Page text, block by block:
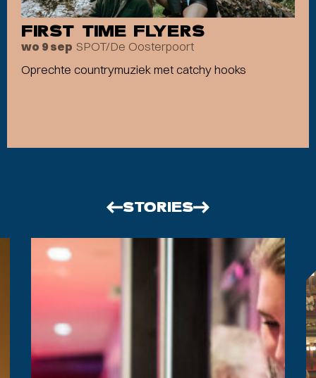
FIRST TIME FLYERS
wo 9 sep SPOT/De Oosterpoort
Oprechte countrymuziek met catchy hooks
STORIES